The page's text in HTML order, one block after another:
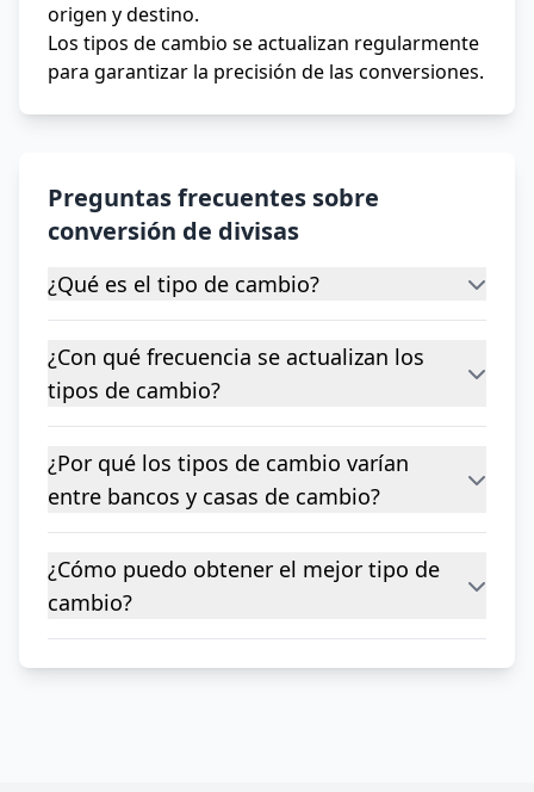
origen y destino.
Los tipos de cambio se actualizan regularmente
para garantizar la precisión de las conversiones.
Preguntas frecuentes sobre
conversión de divisas
¿Qué es el tipo de cambio?
¿Con qué frecuencia se actualizan los
tipos de cambio?
¿Por qué los tipos de cambio varían
entre bancos y casas de cambio?
¿Cómo puedo obtener el mejor tipo de
cambio?